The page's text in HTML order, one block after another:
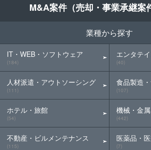
M&A案件（売却・事業承継案
業種から探す
IT・WEB・ソフトウェア
(184)
人材派遣・アウトソーシング
(111)
ホテル・旅館
(54)
不動産・ビルメンテナンス
(115)
エンタテ
(40)
食品製造
(107)
機械・金
(442)
医薬品・
(7)